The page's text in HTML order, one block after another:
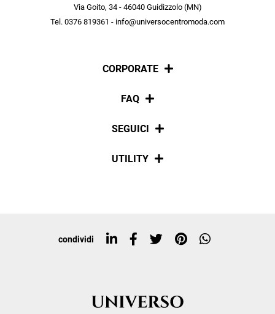
Via Goito, 34 - 46040 Guidizzolo (MN)
Tel. 0376 819361 - info@universocentromoda.com
CORPORATE
Chi siamo
FAQ
Pagamenti
SEGUICI
Social
UTILITY
Top ricerche
condividi
scopri in anteprima le offerte in esclusiva a te riservate.
ISCRIVITI